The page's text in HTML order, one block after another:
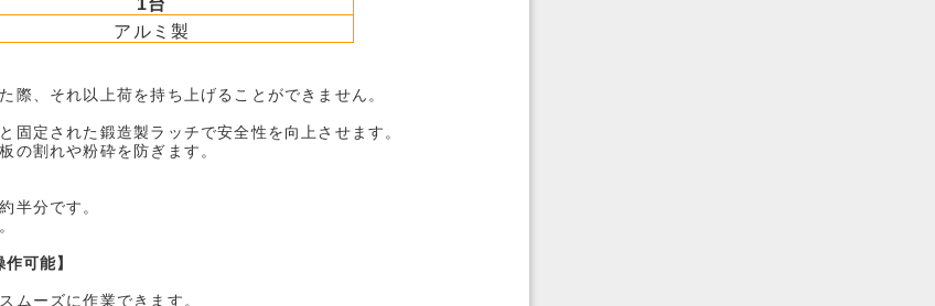
1台
アルミ製
際、それ以上荷を持ち上げることができません。
固定された鍛造製ラッチで安全性を向上させます。
の割れや粉砕を防ぎます。
半分です。
可能】
ムーズに作業できます。